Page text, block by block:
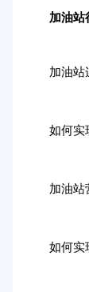
加油站行
加油站连
如何实现
加油站营
如何实现